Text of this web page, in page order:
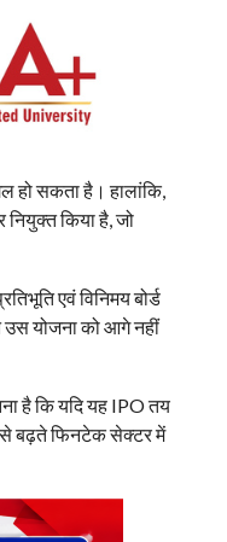
हो सकता है। हालांकि,
किया है, जो
एवं विनिमय बोर्ड
उस योजना को आगे नहीं
है कि यदि यह IPO तय
से बढ़ते फिनटेक सेक्टर में